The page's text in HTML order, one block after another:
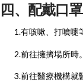
四、 配戴口
1.有咳嗽、打噴嚏
2.前往擁擠場所時。
3.前往醫療機構就